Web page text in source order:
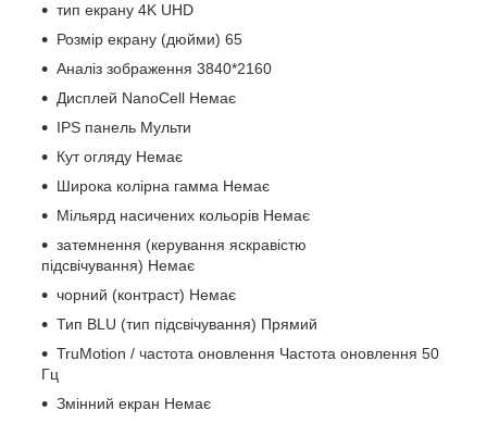
тип екрану 4K UHD
Розмір екрану (дюйми) 65
Аналіз зображення 3840*2160
Дисплей NanoCell Немає
IPS панель Мульти
Кут огляду Немає
Широка колірна гамма Немає
Мільярд насичених кольорів Немає
затемнення (керування яскравістю
підсвічування) Немає
чорний (контраст) Немає
Тип BLU (тип підсвічування) Прямий
TruMotion / частота оновлення Частота оновлення 50
Гц
Змінний екран Немає